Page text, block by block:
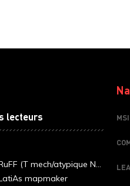
lecteurs
(T mech/atypique N...
mapmaker